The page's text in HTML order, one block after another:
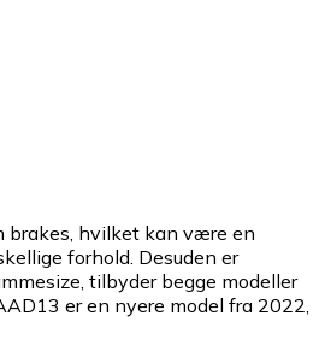
brakes, hvilket kan være en
forhold. Desuden er
tilbyder begge modeller
er en nyere model fra 2022,